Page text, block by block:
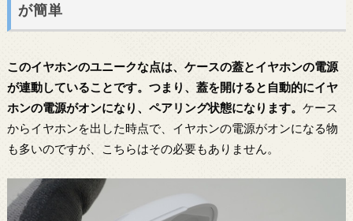
が簡単
このイヤホンのユニークな点は、ケースの蓋とイヤホンの電源
が連動していることです。つまり、蓋を開けると自動的にイヤ
ホンの電源がオンになり、ペアリング状態になります。 ケース
からイヤホンを出した時点で、イヤホンの電源がオンになる物
も多いのですが、こちらはその必要もありません。